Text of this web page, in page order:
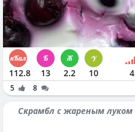
112.8 13 2.2 10 4
5 8
Скрамбл с жареным луком